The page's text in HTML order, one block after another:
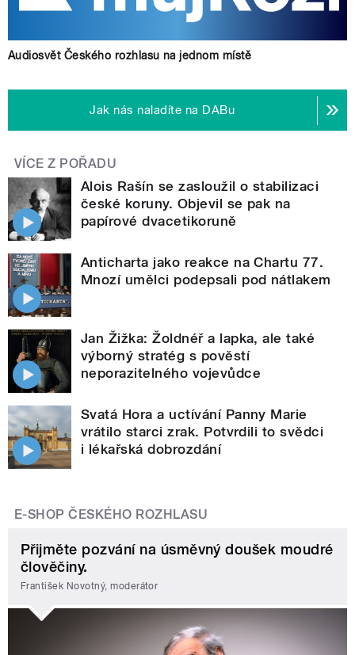
Audiosvět Českého rozhlasu na jednom místě
Jak nás naladíte na DABu
VÍCE Z POŘADU
Alois Rašín se zasloužil o stabilizaci
české koruny. Objevil se pak na
papírové dvacetikoruně
Anticharta jako reakce na Chartu 77.
Mnozí umělci podepsali pod nátlakem
Jan Žižka: Žoldnéř a lapka, ale také
výborný stratég s pověstí
neporazitelného vojevůdce
Svatá Hora a uctívání Panny Marie
vrátilo starci zrak. Potvrdili to svědci
i lékařská dobrozdání
E-SHOP ČESKÉHO ROZHLASU
Přijměte pozvání na úsměvný doušek moudré
člověčiny.
František Novotný, moderátor